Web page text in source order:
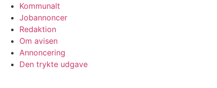
Kommunalt
Jobannoncer
Redaktion
Om avisen
Annoncering
Den trykte udgave